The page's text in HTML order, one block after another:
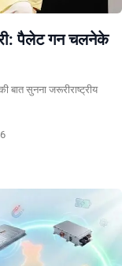
पैलेट गन चलनेके
बात सुनना जरूरीराष्ट्रीय